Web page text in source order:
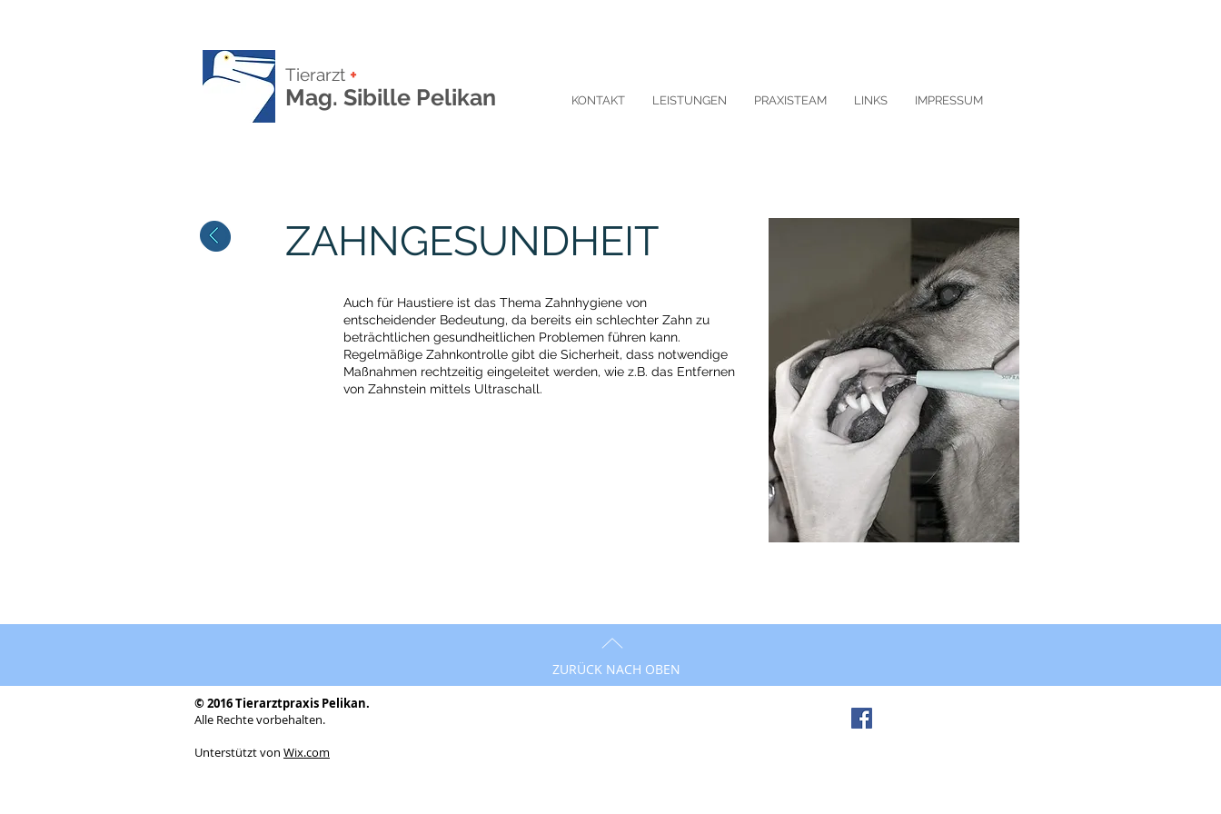
Tierarzt +
Mag. Sibille Pelikan KONTAKT LEISTUNGEN PRAXISTEAM LINKS IMPRESSUM
ZAHNGESUNDHEIT
Auch für Haustiere ist das Thema Zahnhygiene von
entscheidender Bedeutung, da bereits ein schlechter Zahn zu
beträchtlichen gesundheitlichen Problemen führen kann.
Regelmäßige Zahnkontrolle gibt die Sicherheit, dass notwendige
Maßnahmen rechtzeitig eingeleitet werden, wie z.B. das Entfernen
von Zahnstein mittels Ultraschall.
ZURÜCK NACH OBEN
© 2016 Tierarztpraxis Pelikan.
Alle Rechte vorbehalten.
Unterstützt von Wix.com